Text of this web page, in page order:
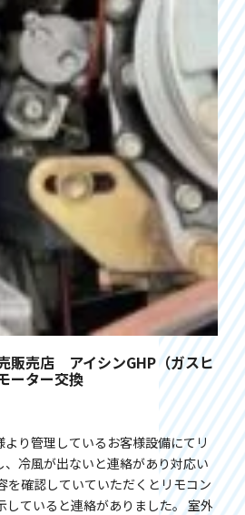
販売店 アイシンGHP（ガスヒ
ーター交換
り管理しているお客様設備にてリ
冷風が出ないと連絡があり対応い
を確認していていただくとリモコン
していると連絡がありました。 室外